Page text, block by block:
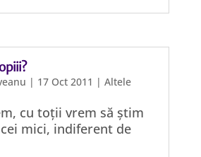
| 17 Oct 2011 | Altele
cu toții vrem să știm
mici, indiferent de